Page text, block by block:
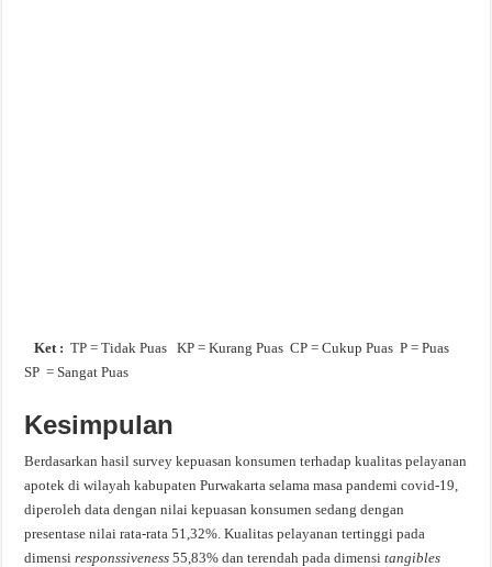
Ket :TP = Tidak Puas KP = Kurang Puas CP = Cukup Puas P = Puas
SP = Sangat Puas
Kesimpulan
Berdasarkan hasil survey kepuasan konsumen terhadap kualitas pelayanan
apotek di wilayah kabupaten Purwakarta selama masa pandemi covid-19,
diperoleh data dengan nilai kepuasan konsumen sedang dengan
presentase nilai rata-rata 51,32%. Kualitas pelayanan tertinggi pada
dimensiresponssiveness 55,83% dan terendah pada dimensitangibles